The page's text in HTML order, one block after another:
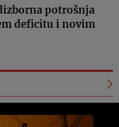
potrošnja
deficitu i novim